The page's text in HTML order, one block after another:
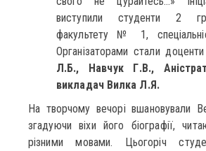
виступили студенти 2
факультету № 1,
Організаторами стали
Л.Б., Навчук Г.В.,
викладач Вилка Л.Я.
На творчому вечорі вшановували
згадуючи віхи його біографії,
різними мовами. Цьогоріч